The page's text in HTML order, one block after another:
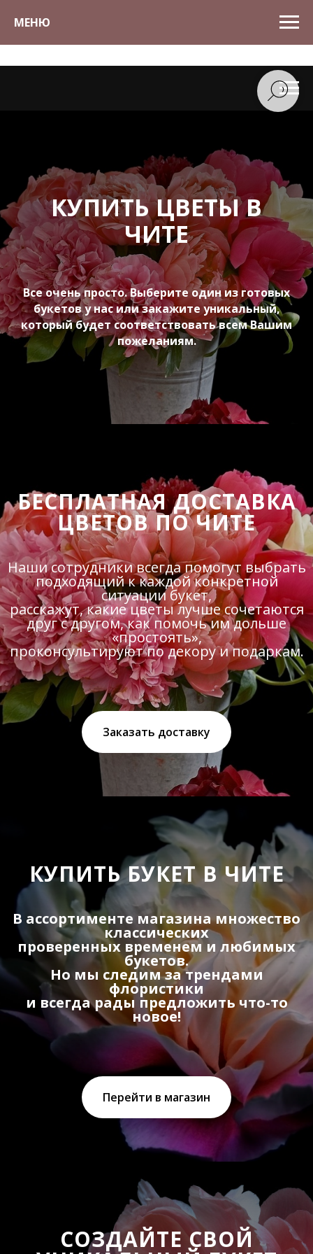
МЕНЮ
КУПИТЬ ЦВЕТЫ В
ЧИТЕ
Все очень просто. Выберите один из готовых
букетов у нас или закажите уникальный,
который будет соответствовать всем Вашим
пожеланиям.
БЕСПЛАТНАЯ ДОСТАВКА
ЦВЕТОВ ПО ЧИТЕ
Наши сотрудники всегда помогут выбрать
подходящий к каждой конкретной
ситуации букет,
расскажут, какие цветы лучше сочетаются
друг с другом, как помочь им дольше
«простоять»,
проконсультируют по декору и подаркам.
Заказать доставку
КУПИТЬ БУКЕТ В ЧИТЕ
В ассортименте магазина множество
классических
проверенных временем и любимых
букетов.
Но мы следим за трендами
флористики
и всегда рады предложить что-то
новое!
Перейти в магазин
СОЗДАЙТЕ СВОЙ